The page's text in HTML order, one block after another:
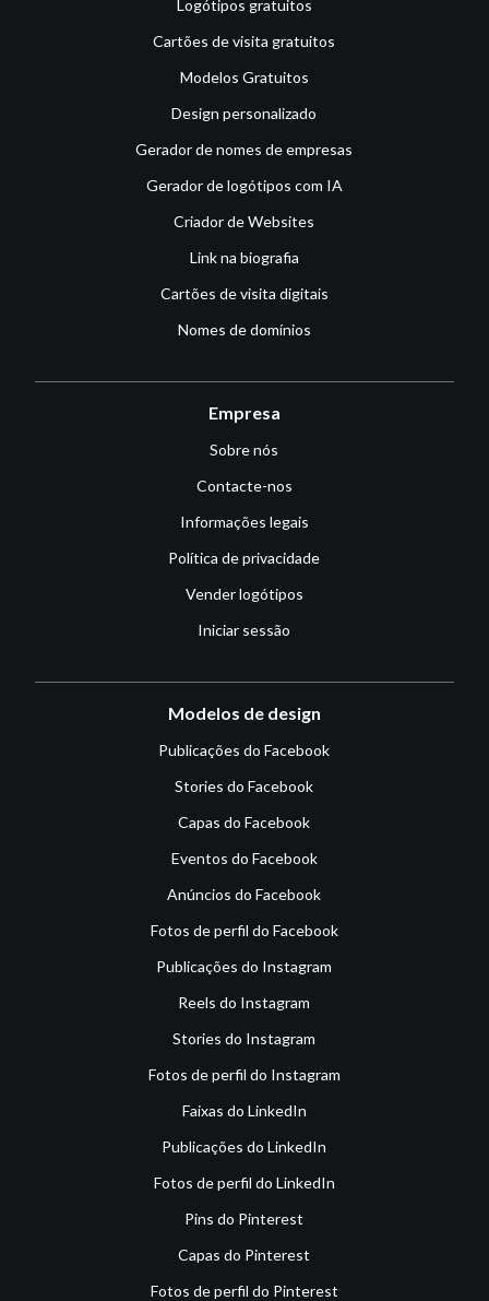
Logótipos gratuitos
Cartões de visita gratuitos
Modelos Gratuitos
Design personalizado
Gerador de nomes de empresas
Gerador de logótipos com IA
Criador de Websites
Link na biografia
Cartões de visita digitais
Nomes de domínios
Empresa
Sobre nós
Contacte-nos
Informações legais
Política de privacidade
Vender logótipos
Iniciar sessão
Modelos de design
Publicações do Facebook
Stories do Facebook
Capas do Facebook
Eventos do Facebook
Anúncios do Facebook
Fotos de perfil do Facebook
Publicações do Instagram
Reels do Instagram
Stories do Instagram
Fotos de perfil do Instagram
Faixas do LinkedIn
Publicações do LinkedIn
Fotos de perfil do LinkedIn
Pins do Pinterest
Capas do Pinterest
Fotos de perfil do Pinterest